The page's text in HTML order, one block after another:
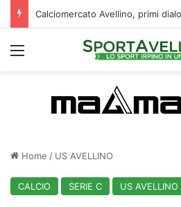
Menu
Home / US AVELLINO
CALCIO SERIE C US AVELLINO